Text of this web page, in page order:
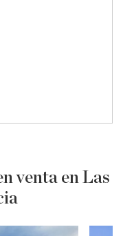
venta en Las